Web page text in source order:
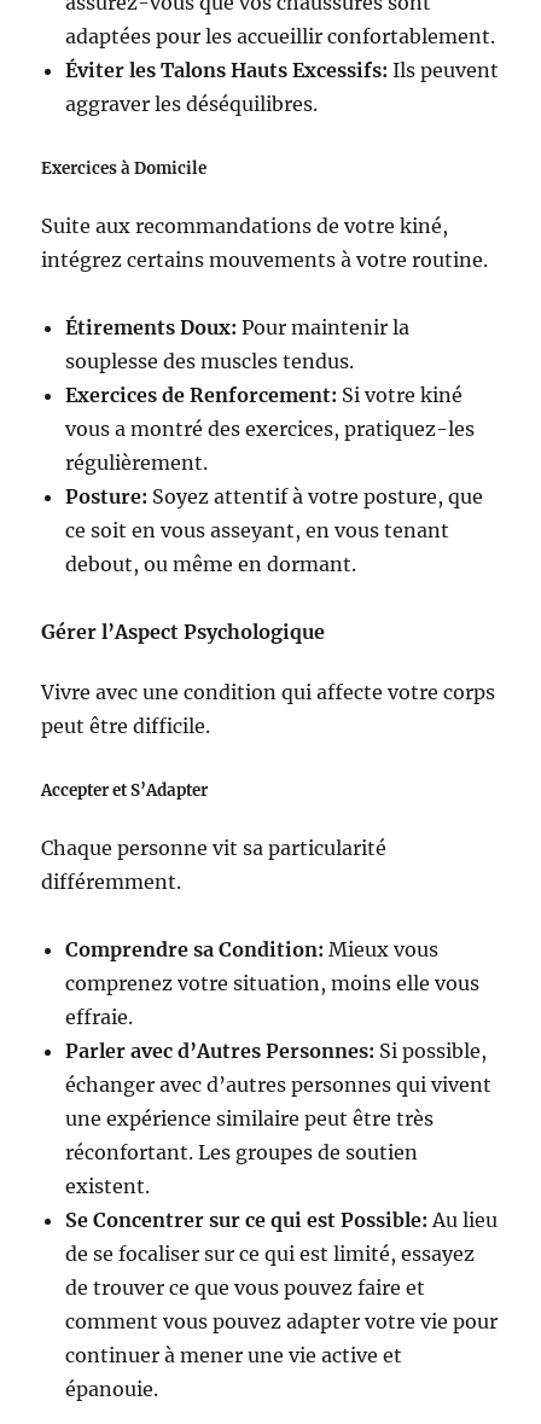
adaptées pour les accueillir confortablement.
Éviter les Talons Hauts Excessifs: Ils peuvent
aggraver les déséquilibres.
Exercices à Domicile
Suite aux recommandations de votre kiné,
intégrez certains mouvements à votre routine.
Étirements Doux: Pour maintenir la
souplesse des muscles tendus.
Exercices de Renforcement: Si votre kiné
vous a montré des exercices, pratiquez-les
régulièrement.
Posture: Soyez attentif à votre posture, que
ce soit en vous asseyant, en vous tenant
debout, ou même en dormant.
Gérer l’Aspect Psychologique
Vivre avec une condition qui affecte votre corps
peut être difficile.
Accepter et S’Adapter
Chaque personne vit sa particularité
différemment.
Comprendre sa Condition: Mieux vous
comprenez votre situation, moins elle vous
effraie.
Parler avec d’Autres Personnes: Si possible,
échanger avec d’autres personnes qui vivent
une expérience similaire peut être très
réconfortant. Les groupes de soutien
existent.
Se Concentrer sur ce qui est Possible: Au lieu
de se focaliser sur ce qui est limité, essayez
de trouver ce que vous pouvez faire et
comment vous pouvez adapter votre vie pour
continuer à mener une vie active et
épanouie.